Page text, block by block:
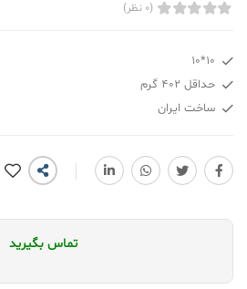
(0 نظر)
10*10
حداقل 402 گرم
ساخت ایران
تماس بگیرید